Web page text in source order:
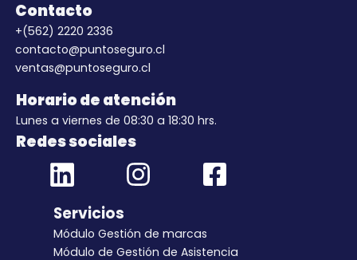
Contacto
+(562) 2220 2336
contacto@puntoseguro.cl
ventas@puntoseguro.cl
Horario de atención
Lunes a viernes de 08:30 a 18:30 hrs.
Redes sociales
Servicios
Módulo Gestión de marcas
Módulo de Gestión de Asistencia